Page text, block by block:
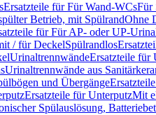
Ersatzteile für Für Wand-WCsFür
Betrieb, mit SpülrandOhne
für Für AP- oder UP-
/ für DeckelSpülrandlos
UrinaltrennwändeErsatzteile für
Urinaltrennwände aus
und Übergänge
Ersatzteile für UnterputzMit
Spülauslösung,